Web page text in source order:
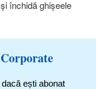
închidă ghişeele
ești abonat